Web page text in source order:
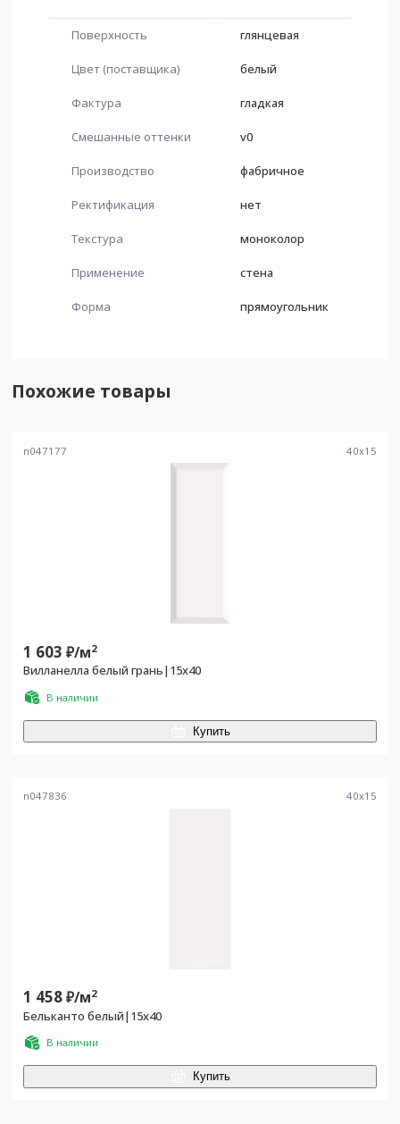
Поверхность глянцевая
Цвет (поставщика) белый
Фактура гладкая
Смешанные оттенки v0
Производство фабричное
Ректификация нет
Текстура моноколор
Применение стена
Форма прямоугольник
Похожие товары
n047177 40x15
1 603 ₽/м2
Вилланелла белый грань|15х40
В наличии
Купить
n047836 40x15
1 458₽/м2
Бельканто белый|15х40
В наличии
Купить